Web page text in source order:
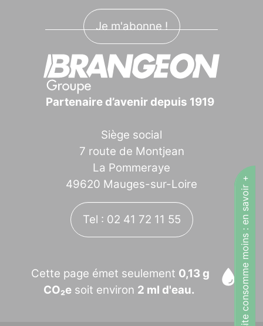
Je m'abonne !
Partenaire d’avenir depuis 1919
Siège social
7 route de Montjean
La Pommeraye
49620 Mauges-sur-Loire
Tel : 02 41 72 11 55
Cette page émet seulement 0,13 g
CO₂esoit environ 2 ml d'eau. Ce site consomme moins : en savoir +